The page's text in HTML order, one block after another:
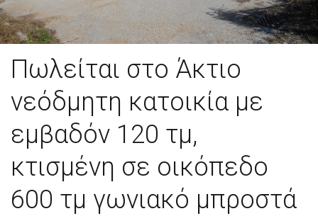
Πωλείται στο Άκτιο
νεόδμητη κατοικία με
εμβαδόν 120 τμ,
κτισμένη σε οικόπεδο
600 τμ γωνιακό μπροστά